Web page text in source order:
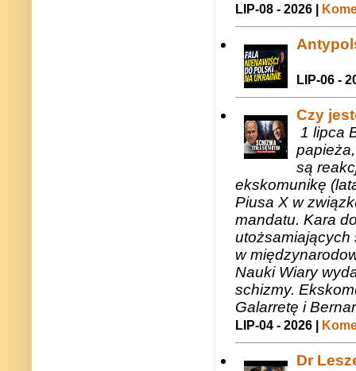
LIP-08 - 2026 |
LIP-06 -
Czy
1 lipca
są
ekskomunikę
Piusa X w
mandatu. Kara
utożsamiających
w
Nauki Wiary
schizmy.
Galarretę i
LIP-04 - 2026 |
Dr